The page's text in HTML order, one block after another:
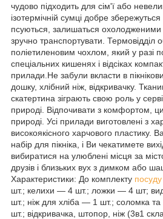
чудово підходить для сім'ї або
ізотермічній сумці добре
псуються, залишаться охолодженими
зручно транспортувати. Термовідділ
поліетиленовим чохлом, який у разі
спеціальних кишенях і відсіках
прилади.Не забули вкласти в
дошку, хлібний ніж, відкривачку.
скатертина зіграють свою роль у
природі. Відпочивати з комфортом,
природі. Усі прилади виготовлені з
високоякісного харчового пластику.
набір для пікніка, і Ви чекатимете
вибиратися на улюблені місця за
друзів і близьких вух з димком або
Характеристики: До комплекту посуду
шт.; келихи — 4 шт.; ложки — 4 шт;
шт.; ніж для хліба — 1 шт.; соломка
шт.; відкривачка, штопор, ніж (3в1